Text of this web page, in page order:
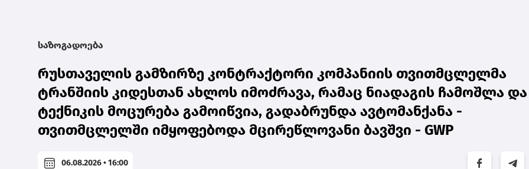
საზოგადოება
რუსთაველის გამზირზე კონტრაქტორი კომპანიის თვითმცლელმა
ტრანშიის კიდესთან ახლოს იმოძრავა, რამაც ნიადაგის ჩამოშლა და
ტექნიკის მოცურება გამოიწვია, გადაბრუნდა ავტომანქანა -
თვითმცლელში იმყოფებოდა მცირეწლოვანი ბავშვი - GWP
06.08.2026 • 16:00